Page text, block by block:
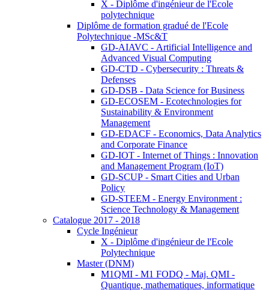
X - Diplôme d'ingénieur de l'Ecole
polytechnique
Diplôme de formation gradué de l'Ecole
Polytechnique -MSc&T
GD-AIAVC - Artificial Intelligence and
Advanced Visual Computing
GD-CTD - Cybersecurity : Threats &
Defenses
GD-DSB - Data Science for Business
GD-ECOSEM - Ecotechnologies for
Sustainability & Environment
Management
GD-EDACF - Economics, Data Analytics
and Corporate Finance
GD-IOT - Internet of Things : Innovation
and Management Program (IoT)
GD-SCUP - Smart Cities and Urban
Policy
GD-STEEM - Energy Environment :
Science Technology & Management
Catalogue 2017 - 2018
Cycle Ingénieur
X - Diplôme d'ingénieur de l'Ecole
Polytechnique
Master (DNM)
M1QMI - M1 FODQ - Maj. QMI -
Quantique, mathematiques, informatique